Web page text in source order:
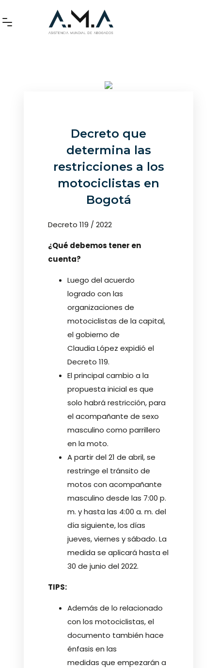
Decreto que
determina las
restricciones a los
motociclistas en
Bogotá
Decreto 119 / 2022
¿Qué debemos tener en
cuenta?
Luego del acuerdo
logrado con las
organizaciones de
motociclistas de la capital,
el gobierno de
Claudia López expidió el
Decreto 119.
El principal cambio a la
propuesta inicial es que
solo habrá restricción, para
el acompañante de sexo
masculino como parrillero
en la moto.
A partir del 21 de abril, se
restringe el tránsito de
motos con acompañante
masculino desde las 7:00 p.
m. y hasta las 4:00 a. m. del
día siguiente, los días
jueves, viernes y sábado. La
medida se aplicará hasta el
30 de junio del 2022.
TIPS:
Además de lo relacionado
con los motociclistas, el
documento también hace
énfasis en las
medidas que empezarán a